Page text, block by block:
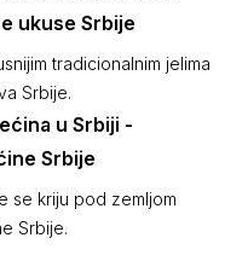
ukuse Srbije
tradicionalnim jelima
Srbije.
u Srbiji -
Srbije
se kriju pod zemljom
Srbije.